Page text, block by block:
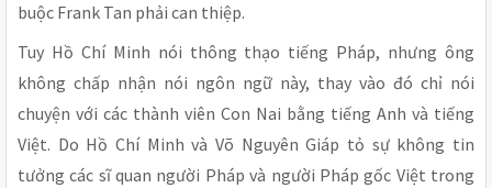
buộc Frank Tan phải can thiệp.
Tuy Hồ Chí Minh nói thông thạo tiếng Pháp, nhưng ông
không chấp nhận nói ngôn ngữ này, thay vào đó chỉ nói
chuyện với các thành viên Con Nai bằng tiếng Anh và tiếng
Việt. Do Hồ Chí Minh và Võ Nguyên Giáp tỏ sự không tin
tưởng các sĩ quan người Pháp và người Pháp gốc Việt trong